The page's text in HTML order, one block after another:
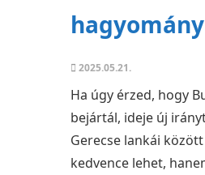
2025.05.21.
Ha úgy érzed, hogy
bejártál, ideje új
Gerecse lankái
kedvence lehet,